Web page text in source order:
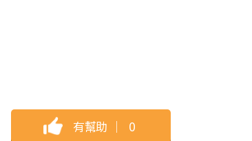
有幫助 ｜ 0